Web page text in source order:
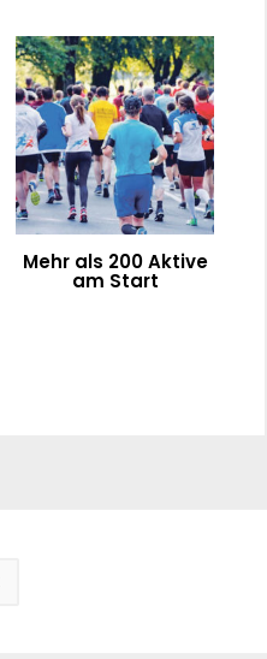
Mehr als 200 Aktive
am Start